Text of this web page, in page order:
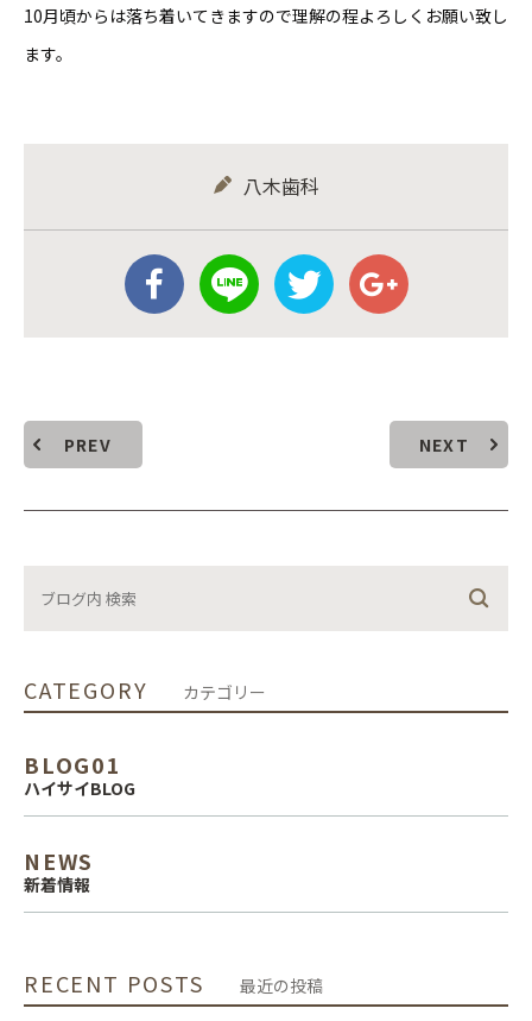
10月頃からは落ち着いてきますので理解の程よろしくお願い致し
ます。
八木歯科
PREV NEXT
CATEGORY カテゴリー
BLOG01
ハイサイBLOG
NEWS
新着情報
RECENT POSTS 最近の投稿